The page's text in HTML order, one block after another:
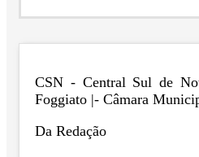
CSN - Central Sul de
Foggiato |- Câmara
Da Redação